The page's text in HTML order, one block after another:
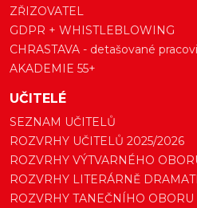
ZŘIZOVATEL
GDPR + WHISTLEBLOWING
CHRASTAVA - detašované
AKADEMIE 55+
UČITELÉ
SEZNAM UČITELŮ
ROZVRHY UČITELŮ 2025/2026
ROZVRHY VÝTVARNÉHO
ROZVRHY LITERÁRNĚ
ROZVRHY TANEČNÍHO OBORU